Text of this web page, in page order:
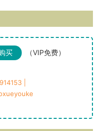
买
（VIP免费）
|